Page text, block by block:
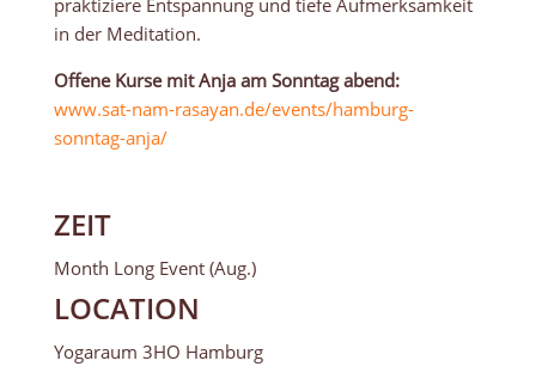
praktiziere Entspannung und tiefe Aufmerksamkeit
in der Meditation.
Offene Kurse mit Anja am Sonntag abend:
www.sat-nam-rasayan.de/events/hamburg-
sonntag-anja/
ZEIT
Month Long Event (Aug.)
LOCATION
Yogaraum 3HO Hamburg